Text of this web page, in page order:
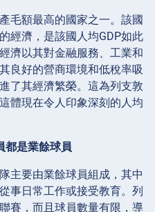
毛額最高的國家之一。該國
經濟，是該國人均GDP如此
濟以其對金融服務、工業和
良好的營商環境和低稅率吸
了其經濟繁榮。這為列支敦
體現在令人印象深刻的人均
都是業餘球員
主要由業餘球員組成，其中
事日常工作或接受教育。列
賽，而且球員數量有限，導